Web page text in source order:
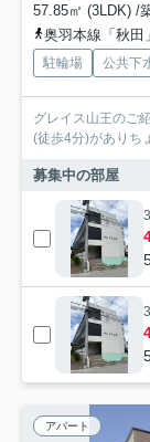
57.85㎡ (3LDK) /
奥羽本線「秋田
駐輪場 公共下
グレイス山王のご
(徒歩4分)がありち
募集中の部屋
アパート